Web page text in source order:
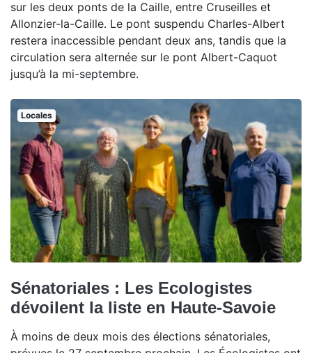
sur les deux ponts de la Caille, entre Cruseilles et
Allonzier-la-Caille. Le pont suspendu Charles-Albert
restera inaccessible pendant deux ans, tandis que la
circulation sera alternée sur le pont Albert-Caquot
jusqu’à la mi-septembre.
Locales
Sénatoriales : Les Ecologistes
dévoilent la liste en Haute-Savoie
À moins de deux mois des élections sénatoriales,